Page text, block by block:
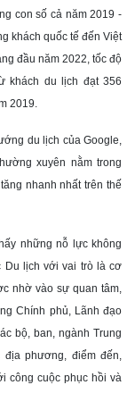
con số cả năm 2019 -
khách quốc tế đến Việt
đầu năm 2022, tốc độ
khách du lịch đạt 356
2019.
du lịch của Google,
xuyên nằm trong
nhanh nhất trên thế
những nỗ lực không
Du lịch với vai trò là cơ
nhờ vào sự quan tâm,
Chính phủ, Lãnh đạo
bộ, ban, ngành Trung
phương, điểm đến,
công cuộc phục hồi và